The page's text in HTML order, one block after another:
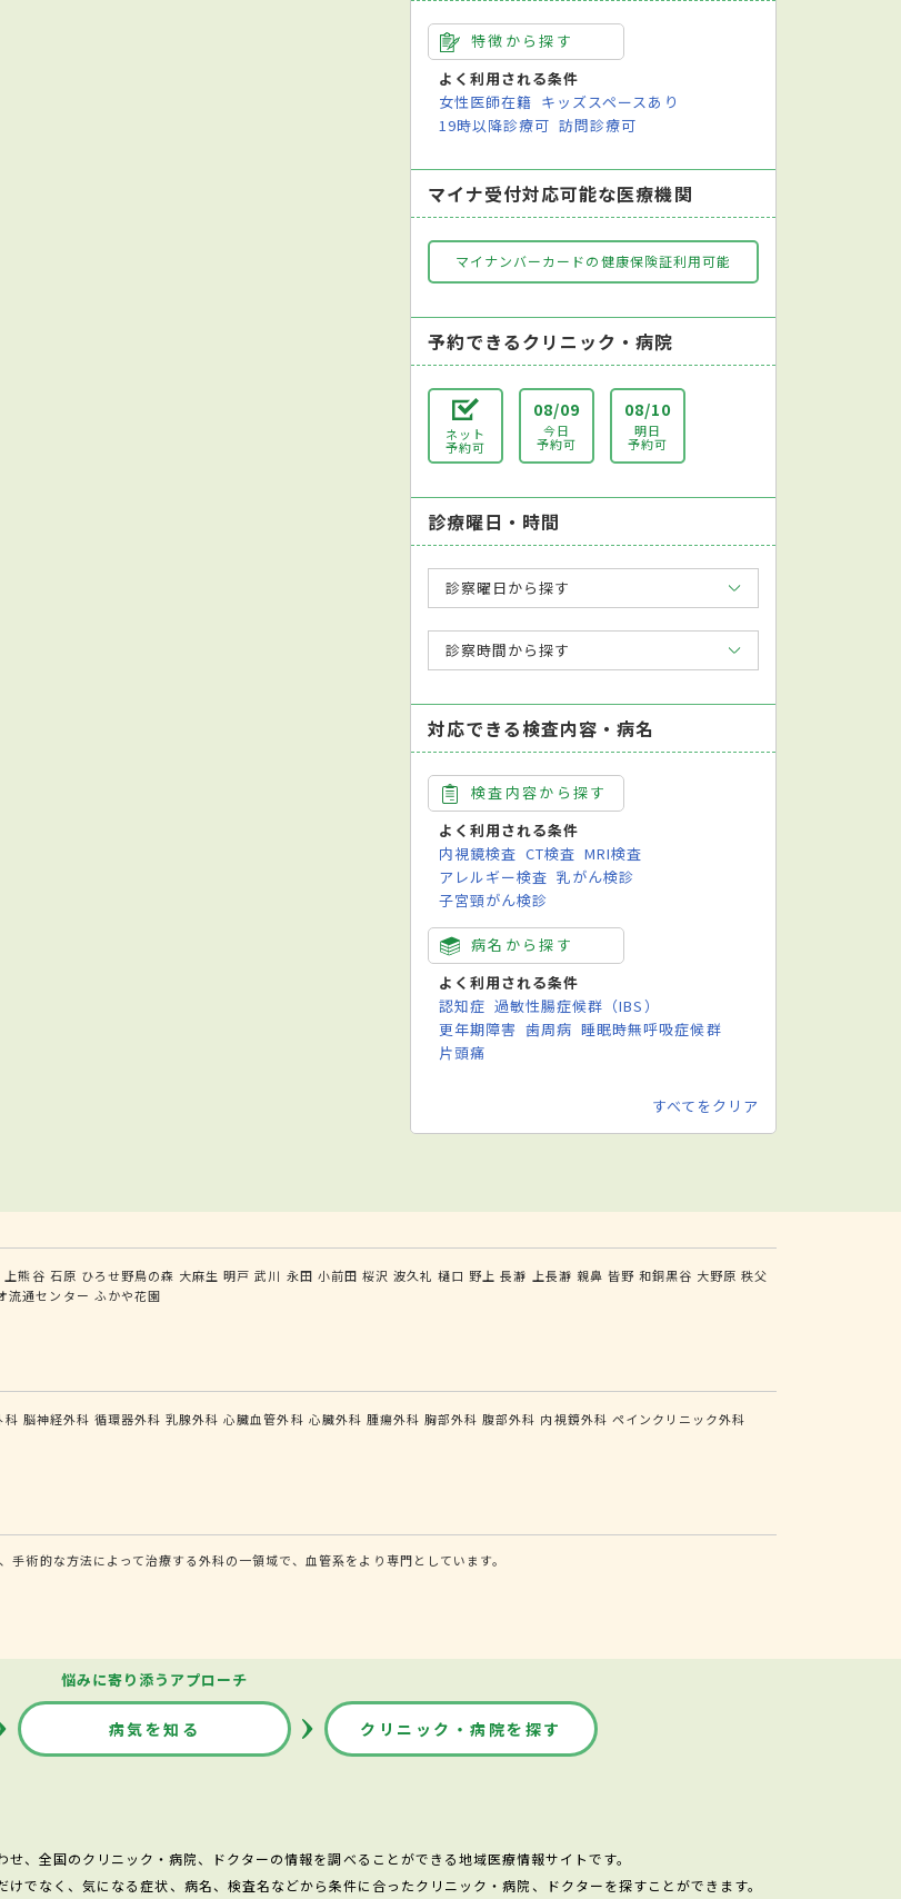
特徴から探す
よく利用される条件
女性医師在籍 キッズスペースあり
19時以降診療可 訪問診療可
マイナ受付対応可能な医療機関
マイナンバーカードの健康保険証利用可能
予約できるクリニック・病院
ネット
予約可
08/09
今日
予約可
08/10
明日
予約可
診療曜日・時間
診察曜日から探す
診察時間から探す
対応できる検査内容・病名
検査内容から探す
よく利用される条件
内視鏡検査 CT検査 MRI検査
アレルギー検査 乳がん検診
子宮頸がん検診
病名から探す
よく利用される条件
認知症 過敏性腸症候群（IBS）
更年期障害 歯周病 睡眠時無呼吸症候群
片頭痛
すべてをクリア
上熊谷 石原 ひろせ野鳥の森 大麻生 明戸 武川 永田 小前田 桜沢 波久礼 樋口 野上 長瀞 上長瀞 親鼻 皆野 和銅黒谷 大野原 秩父
流通センター ふかや花園
科 脳神経外科 循環器外科 乳腺外科 心臓血管外科 心臓外科 腫瘍外科 胸部外科 腹部外科 内視鏡外科 ペインクリニック外科
術的な方法によって治療する外科の一領域で、血管系をより専門としています。
悩みに寄り添うアプローチ
病気を知る クリニック・病院を探す
、全国のクリニック・病院、ドクターの情報を調べることができる地域医療情報サイトです。
でなく、気になる症状、病名、検査名などから条件に合ったクリニック・病院、ドクターを探すことができます。